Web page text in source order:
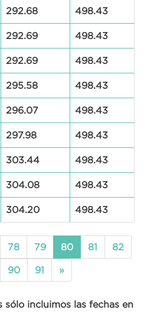
292.68 498.43
292.69 498.43
292.69 498.43
295.58 498.43
296.07 498.43
297.98 498.43
303.44 498.43
304.08 498.43
304.20 498.43
78 79 80 81 82
90 91 »
sólo incluimos las fechas en